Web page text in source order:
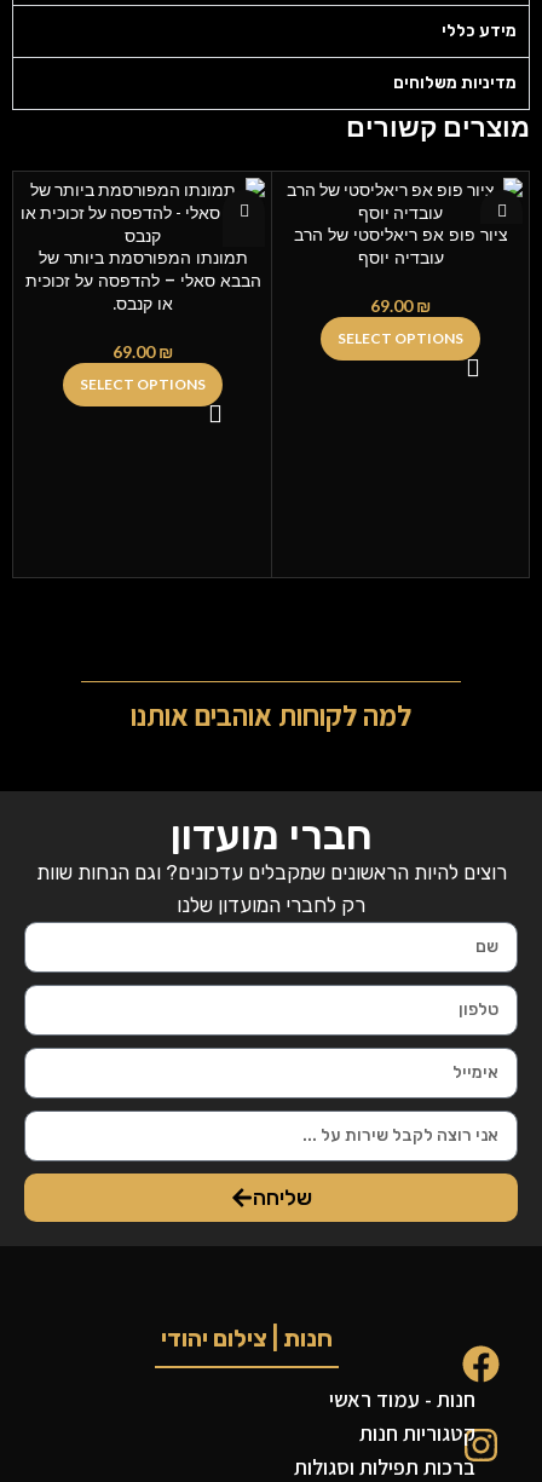
מידע כללי
מדיניות משלוחים
מוצרים קשורים
ציור פופ אפ ריאליסטי של הרב
עובדיה יוסף
69.00₪
SELECT OPTIONS
תמונתו המפורסמת ביותר של
הבבא סאלי – להדפסה על זכוכית
או קנבס.
69.00₪
SELECT OPTIONS
למה לקוחות אוהבים אותנו
חברי מועדון
רוצים להיות הראשונים שמקבלים עדכונים? וגם הנחות שוות
רק לחברי המועדון שלנו
שליחה
חנות | צילום יהודי
חנות - עמוד ראשי
קטגוריות חנות
ברכות תפילות וסגולות